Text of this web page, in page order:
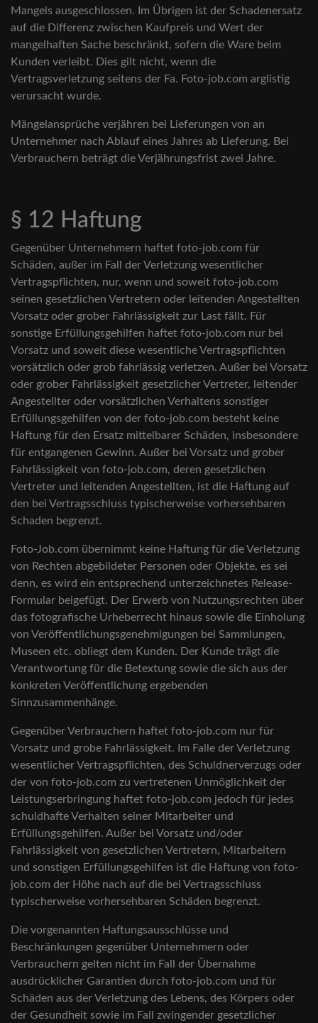
Mangels ausgeschlossen. Im Übrigen ist der Schadenersatz
auf die Differenz zwischen Kaufpreis und Wert der
mangelhaften Sache beschränkt, sofern die Ware beim
Kunden verleibt. Dies gilt nicht, wenn die
Vertragsverletzung seitens der Fa. Foto-job.com arglistig
verursacht wurde.
Mängelansprüche verjähren bei Lieferungen von an
Unternehmer nach Ablauf eines Jahres ab Lieferung. Bei
Verbrauchern beträgt die Verjährungsfrist zwei Jahre.
§ 12 Haftung
Gegenüber Unternehmern haftet foto-job.com für
Schäden, außer im Fall der Verletzung wesentlicher
Vertragspflichten, nur, wenn und soweit foto-job.com
seinen gesetzlichen Vertretern oder leitenden Angestellten
Vorsatz oder grober Fahrlässigkeit zur Last fällt. Für
sonstige Erfüllungsgehilfen haftet foto-job.com nur bei
Vorsatz und soweit diese wesentliche Vertragspflichten
vorsätzlich oder grob fahrlässig verletzen. Außer bei Vorsatz
oder grober Fahrlässigkeit gesetzlicher Vertreter, leitender
Angestellter oder vorsätzlichen Verhaltens sonstiger
Erfüllungsgehilfen von der foto-job.com besteht keine
Haftung für den Ersatz mittelbarer Schäden, insbesondere
für entgangenen Gewinn. Außer bei Vorsatz und grober
Fahrlässigkeit von foto-job.com, deren gesetzlichen
Vertreter und leitenden Angestellten, ist die Haftung auf
den bei Vertragsschluss typischerweise vorhersehbaren
Schaden begrenzt.
Foto-Job.com übernimmt keine Haftung für die Verletzung
von Rechten abgebildeter Personen oder Objekte, es sei
denn, es wird ein entsprechend unterzeichnetes Release-
Formular beigefügt. Der Erwerb von Nutzungsrechten über
das fotografische Urheberrecht hinaus sowie die Einholung
von Veröffentlichungsgenehmigungen bei Sammlungen,
Museen etc. obliegt dem Kunden. Der Kunde trägt die
Verantwortung für die Betextung sowie die sich aus der
konkreten Veröffentlichung ergebenden
Sinnzusammenhänge.
Gegenüber Verbrauchern haftet foto-job.com nur für
Vorsatz und grobe Fahrlässigkeit. Im Falle der Verletzung
wesentlicher Vertragspflichten, des Schuldnerverzugs oder
der von foto-job.com zu vertretenen Unmöglichkeit der
Leistungserbringung haftet foto-job.com jedoch für jedes
schuldhafte Verhalten seiner Mitarbeiter und
Erfüllungsgehilfen. Außer bei Vorsatz und/oder
Fahrlässigkeit von gesetzlichen Vertretern, Mitarbeitern
und sonstigen Erfüllungsgehilfen ist die Haftung von foto-
job.com der Höhe nach auf die bei Vertragsschluss
typischerweise vorhersehbaren Schäden begrenzt.
Die vorgenannten Haftungsausschlüsse und
Beschränkungen gegenüber Unternehmern oder
Verbrauchern gelten nicht im Fall der Übernahme
ausdrücklicher Garantien durch foto-job.com und für
Schäden aus der Verletzung des Lebens, des Körpers oder
der Gesundheit sowie im Fall zwingender gesetzlicher